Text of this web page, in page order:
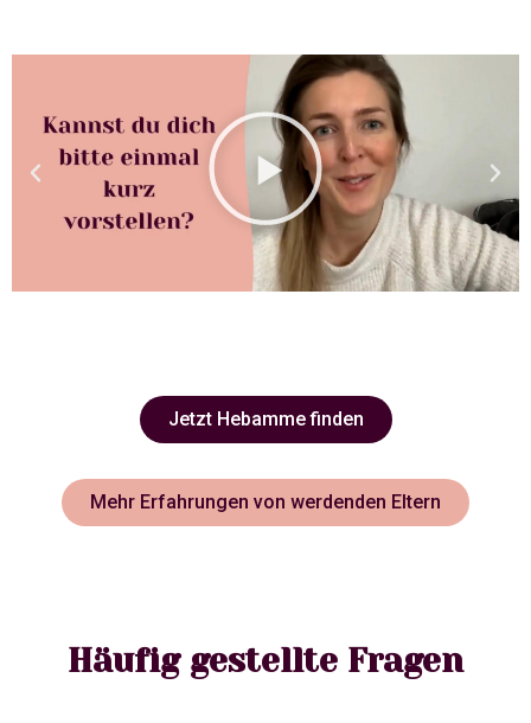
Jetzt Hebamme finden
Mehr Erfahrungen von werdenden Eltern
Häufig gestellte Fragen